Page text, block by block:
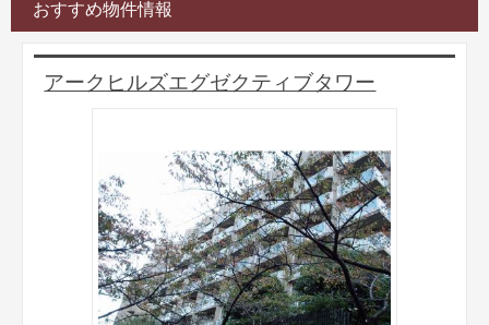
おすすめ物件情報
アークヒルズエグゼクティブタワー